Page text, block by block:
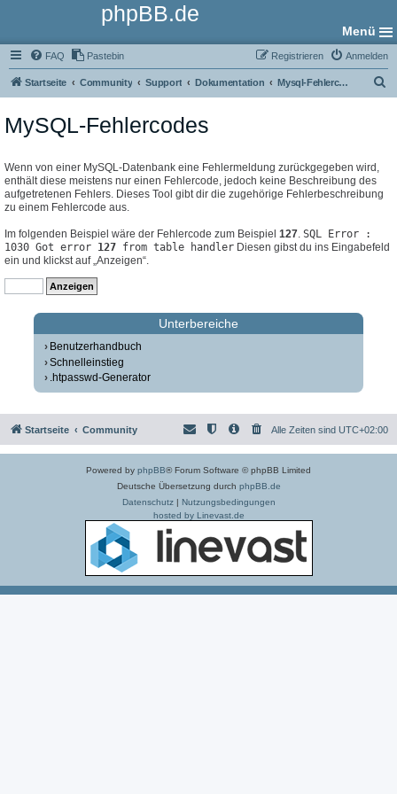
phpBB.de
Menü
FAQ Pastebin Anmelden
Registrieren
Startseite Community Support Dokumentation Mysql-Fehlercodes
MySQL-Fehlercodes
Wenn von einer MySQL-Datenbank eine Fehlermeldung zurückgegeben wird,
enthält diese meistens nur einen Fehlercode, jedoch keine Beschreibung des
aufgetretenen Fehlers. Dieses Tool gibt dir die zugehörige Fehlerbeschreibung
zu einem Fehlercode aus.
Im folgenden Beispiel wäre der Fehlercode zum Beispiel 127. SQL Error :
1030 Got error 127 from table handler Diesen gibst du ins Eingabefeld
ein und klickst auf „Anzeigen“.
Unterbereiche
Benutzerhandbuch
Schnelleinstieg
.htpasswd-Generator
Startseite Community Alle Zeiten sind UTC+02:00
Powered by phpBB® Forum Software © phpBB Limited
Deutsche Übersetzung durch phpBB.de
Datenschutz| Nutzungsbedingungen
hosted by Linevast.de